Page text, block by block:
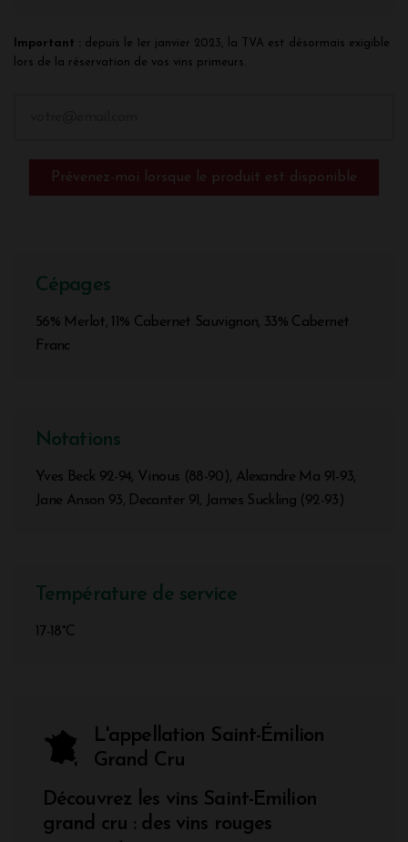
Important : depuis le 1er janvier 2023, la TVA est désormais exigible
lors de la réservation de vos vins primeurs.
Prévenez-moi lorsque le produit est disponible
Cépages
56% Merlot, 11% Cabernet Sauvignon, 33% Cabernet
Franc
Notations
Yves Beck 92-94, Vinous (88-90), Alexandre Ma 91-93,
Jane Anson 93, Decanter 91, James Suckling (92-93)
Température de service
17-18°C
L'appellation Saint-Émilion
Grand Cru
Découvrez les vins Saint-Emilion
grand cru : des vins rouges